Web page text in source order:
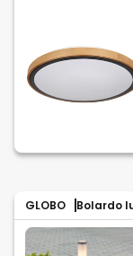
GLOBO Bolardo